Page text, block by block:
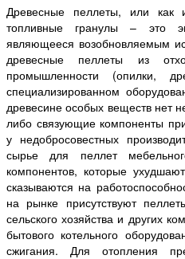
Древесные пеллеты, или
топливные гранулы – это
являющееся возобновляемым
древесные пеллеты из
промышленности (опилки,
специализированном
древесине особых веществ нет
либо связующие компоненты
у недобросовестных
сырье для пеллет
компонентов, которые
сказываются на
на рынке присутствуют
сельского хозяйства и других
бытового котельного
сжигания. Для отопления